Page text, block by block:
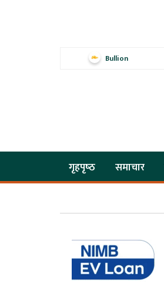
Bullion
गृहपृष्‍ठ समाचार